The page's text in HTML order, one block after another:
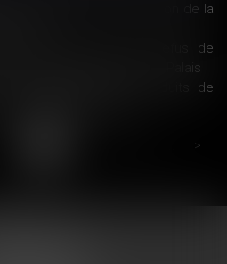
la date d'homologation de la
: pas d’incidence du refus de
protégée - La Gazette du Palais
retraits-rappels de produits de
Lactalis | DGCCRF
>